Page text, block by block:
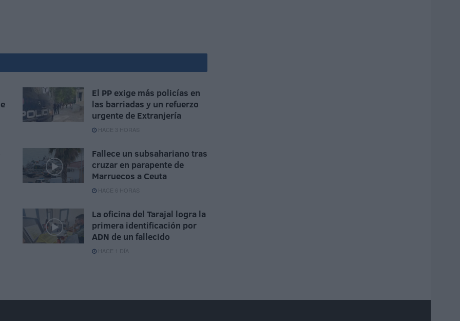
El PP exige más policías en
las barriadas y un refuerzo
urgente de Extranjería
HACE 3 HORAS
Fallece un subsahariano tras
cruzar en parapente de
Marruecos a Ceuta
HACE 6 HORAS
La oficina del Tarajal logra la
primera identificación por
ADN de un fallecido
HACE 1 DÍA